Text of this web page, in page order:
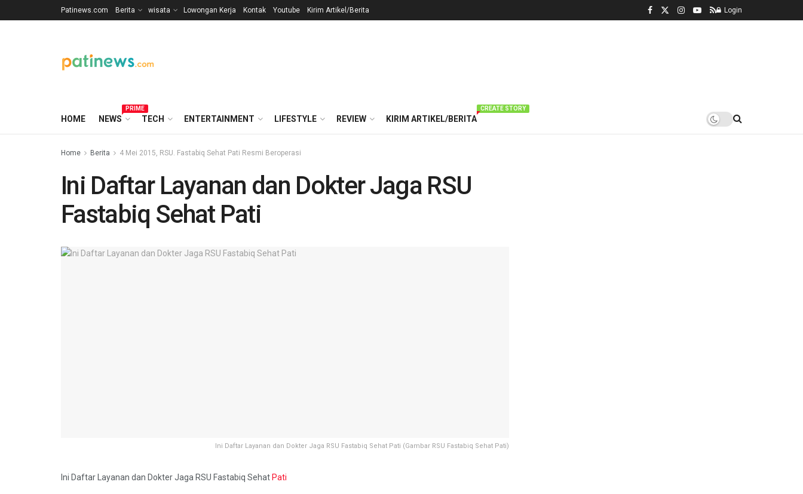
Patinews.com Berita wisata Lowongan Kerja Kontak Youtube Kirim Artikel/Berita Login
HOME NEWS
PRIME
TECH ENTERTAINMENT LIFESTYLE REVIEW KIRIM ARTIKEL/BERITA
CREATE STORY
Home Berita 4 Mei 2015, RSU. Fastabiq Sehat Pati Resmi Beroperasi
Ini Daftar Layanan dan Dokter Jaga RSU
Fastabiq Sehat Pati
Ini Daftar Layanan dan Dokter Jaga RSU Fastabiq Sehat Pati (Gambar RSU Fastabiq Sehat Pati)
Ini Daftar Layanan dan Dokter Jaga RSU Fastabiq Sehat Pati